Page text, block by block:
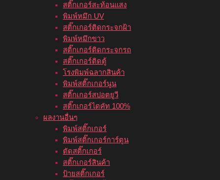
สติ๊กเกอร์สะท้อนแสง
พิมพ์หมึก UV
สติ๊กเกอร์ติดกระจกฝ้า
พิมพ์หมึกขาว
สติ๊กเกอร์ติดกระจกรถ
สติ๊กเกอร์ติดตู้
โรงพิมพ์ฉลากสินค้า
พิมพ์สติ๊กเกอร์นูน
สติ๊กเกอร์สปอตยูวี
สติ๊กเกอร์ไดคัท 100%
ผลงานอื่นๆ
พิมพ์สติ๊กเกอร์
พิมพ์สติ๊กเกอร์การ์ตูน
ตัดสติ๊กเกอร์
สติ๊กเกอร์สินค้า
ป้ายสติ๊กเกอร์